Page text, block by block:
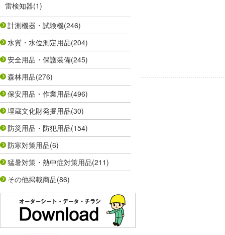
雷検知器(1)
計測機器・試験機(246)
水質・水位測定用品(204)
安全用品・保護装備(245)
森林用品(276)
保安用品・作業用品(496)
埋蔵文化財発掘用品(30)
防災用品・防犯用品(154)
防寒対策用品(6)
猛暑対策・熱中症対策用品(211)
その他掲載商品(86)